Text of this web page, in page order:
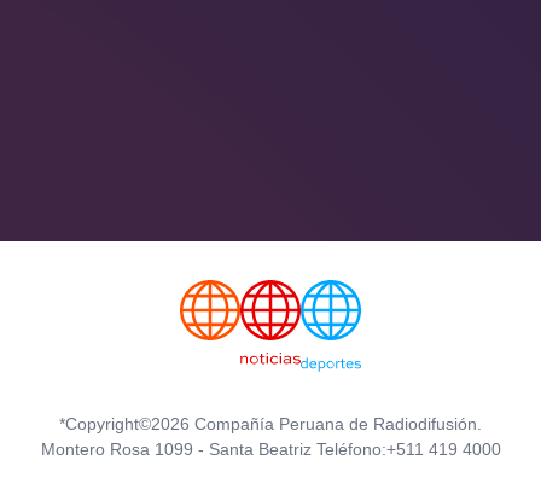
*Copyright©2026 Compañía Peruana de Radiodifusión.
Montero Rosa 1099 - Santa Beatriz Teléfono:+511 419 4000